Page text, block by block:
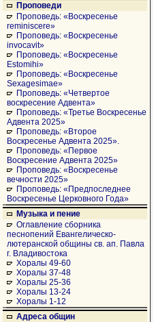
Проповеди
Проповедь: «Воскресенье
reminiscere»
Проповедь: «Воскресенье
invocavit»
Проповедь: «Воскресенье
Estomihi»
Проповедь: «Воскресенье
Sexagesimae»
Проповедь: «Четвертое
воскресение Адвента»
Проповедь: «Третье Воскресенье
Адвента 2025»
Проповедь: «Второе
Воскресенье Адвента 2025».
Проповедь: «Первое
Воскресение Адвента 2025»
Проповедь: «Воскресенье
вечности 2025»
Проповедь: «Предпоследнее
Воскресенье Церковного Года»
Музыка и пение
Оглавление сборника
песнопений Евангелическо-
лютеранской общины св. ап. Павла
г. Владивостока
Хоралы 49-60
Хоралы 37-48
Хоралы 25-36
Хоралы 13-24
Хоралы 1-12
Адреса общин